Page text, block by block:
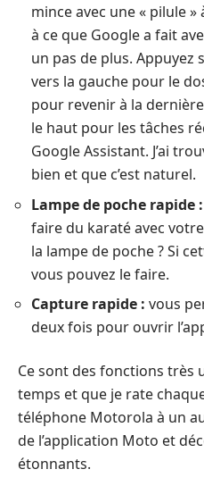
mince avec une « pilule »
à ce que Google a fait
un pas de plus. Appuyez
vers la gauche pour le
pour revenir à la
le haut pour les tâches
Google Assistant. J’ai
bien et que c’est naturel.
Lampe de poche rapide :
faire du karaté avec
la lampe de poche ? Si
vous pouvez le faire.
Capture rapide : vous
deux fois pour ouvrir
Ce sont des fonctions très
temps et que je rate
téléphone Motorola à un
de l’application Moto et
étonnants.